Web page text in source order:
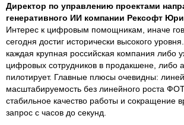
Директор по управлению проектами
генеративного ИИ компании Рексофт
Интерес к цифровым помощникам, иначе
сегодня достиг исторически высокого
каждая крупная российская компания либо
цифровых сотрудников в продакшене, либо
пилотирует. Главные плюсы очевидны:
масштабируемость без линейного роста
стабильное качество работы и сокращение
запрос с часов до секунд.